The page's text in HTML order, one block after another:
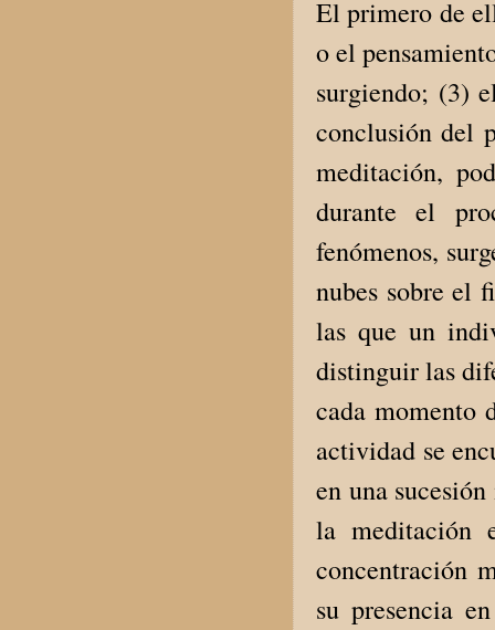
El primero de
o el
surgiendo; (3)
conclusión del
meditación,
durante el
fenómenos,
nubes sobre el
las que un
distinguir las
cada momento
actividad se
en una
la meditación
concentración
su presencia